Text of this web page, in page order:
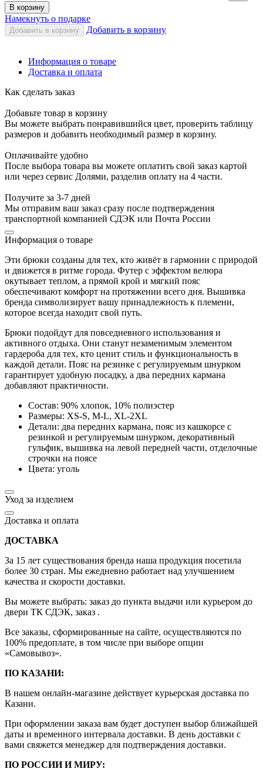
В корзину
Намекнуть о подарке
Добавить в корзину Добавить в корзину
Информация о товаре
Доставка и оплата
Как сделать заказ
Добавьте товар в корзину
Вы можете выбрать понравившийся цвет, проверить таблицу
размеров и добавить необходимый размер в корзину.
Оплачивайте удобно
После выбора товара вы можете оплатить свой заказ картой
или через сервис Долями, разделив оплату на 4 части.
Получите за 3-7 дней
Мы отправим ваш заказ сразу после подтверждения
транспортной компанией СДЭК или Почта России
Информация о товаре
Эти брюки созданы для тех, кто живёт в гармонии с природой
и движется в ритме города. Футер с эффектом велюра
окутывает теплом, а прямой крой и мягкий пояс
обеспечивают комфорт на протяжении всего дня. Вышивка
бренда символизирует вашу принадлежность к племени,
которое всегда находит свой путь.
Брюки подойдут для повседневного использования и
активного отдыха. Они станут незаменимым элементом
гардероба для тех, кто ценит стиль и функциональность в
каждой детали. Пояс на резинке с регулируемым шнурком
гарантирует удобную посадку, а два передних кармана
добавляют практичности.
Состав: 90% хлопок, 10% полиэстер
Размеры: XS-S, M-L, XL-2XL
Детали: два передних кармана, пояс из кашкорсе с
резинкой и регулируемым шнурком, декоративный
гульфик, вышивка на левой передней части, отделочные
строчки на поясе
Цвета: уголь
Уход за изделием
Доставка и оплата
ДОСТАВКА
За 15 лет существования бренда наша продукция посетила
более 30 стран. Мы ежедневно работает над улучшением
качества и скорости доставки.
Вы можете выбрать: заказ до пункта выдачи или курьером до
двери ТК СДЭК, заказ .
Все заказы, сформированные на сайте, осуществляются по
100% предоплате, в том числе при выборе опции
«Самовывоз».
ПО КАЗАНИ:
В нашем онлайн-магазине действует курьерская доставка по
Казани.
При оформлении заказа вам будет доступен выбор ближайшей
даты и временного интервала доставки. В день доставки с
вами свяжется менеджер для подтверждения доставки.
ПО РОССИИ И МИРУ: